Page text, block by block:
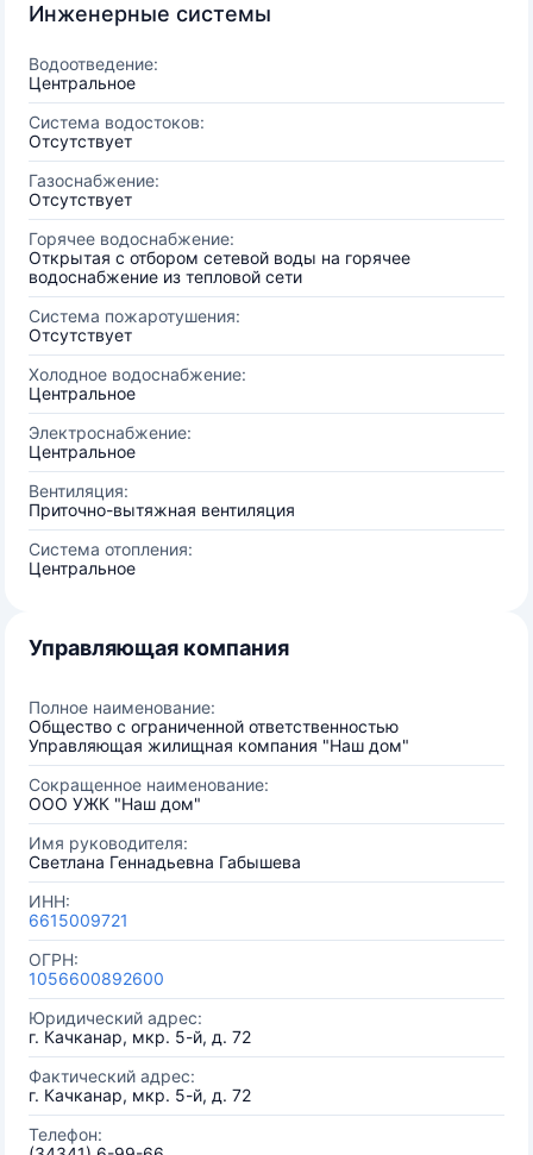
Инженерные системы
Водоотведение:
Центральное
Система водостоков:
Отсутствует
Газоснабжение:
Отсутствует
Горячее водоснабжение:
Открытая с отбором сетевой воды на горячее
водоснабжение из тепловой сети
Система пожаротушения:
Отсутствует
Холодное водоснабжение:
Центральное
Электроснабжение:
Центральное
Вентиляция:
Приточно-вытяжная вентиляция
Система отопления:
Центральное
Управляющая компания
Полное наименование:
Общество с ограниченной ответственностью
Управляющая жилищная компания "Наш дом"
Сокращенное наименование:
ООО УЖК "Наш дом"
Имя руководителя:
Светлана Геннадьевна Габышева
ИНН:
6615009721
ОГРН:
1056600892600
Юридический адрес:
г. Качканар, мкр. 5-й, д. 72
Фактический адрес:
г. Качканар, мкр. 5-й, д. 72
Телефон: